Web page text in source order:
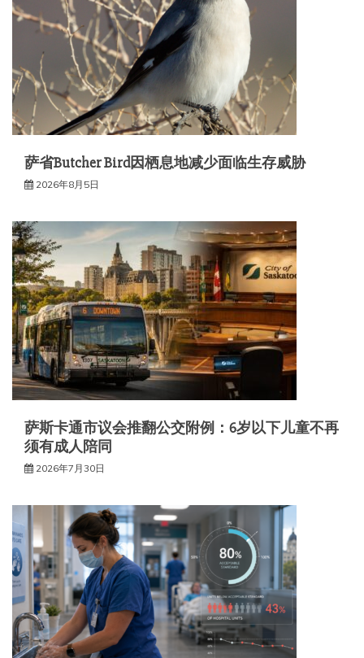
萨省Butcher Bird因栖息地减少面临生存威胁
2026年8月5日
萨斯卡通市议会推翻公交附例：6岁以下儿童不再
须有成人陪同
2026年7月30日